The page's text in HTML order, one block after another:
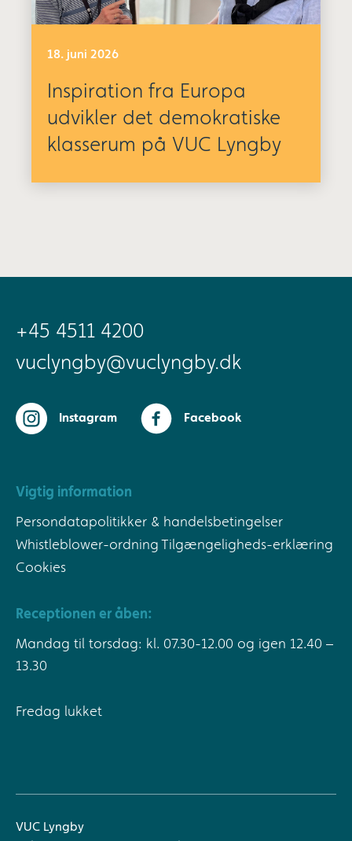
18. juni 2026
Inspiration fra Europa
udvikler det demokratiske
klasserum på VUC Lyngby
+45 4511 4200
vuclyngby@vuclyngby.dk
Instagram Facebook
Vigtig information
Persondatapolitikker & handelsbetingelser
Whistleblower-ordning Tilgængeligheds-erklæring
Cookies
Receptionen er åben:
Mandag til torsdag: kl. 07.30-12.00 og igen 12.40 –
13.30
Fredag lukket
VUC Lyngby